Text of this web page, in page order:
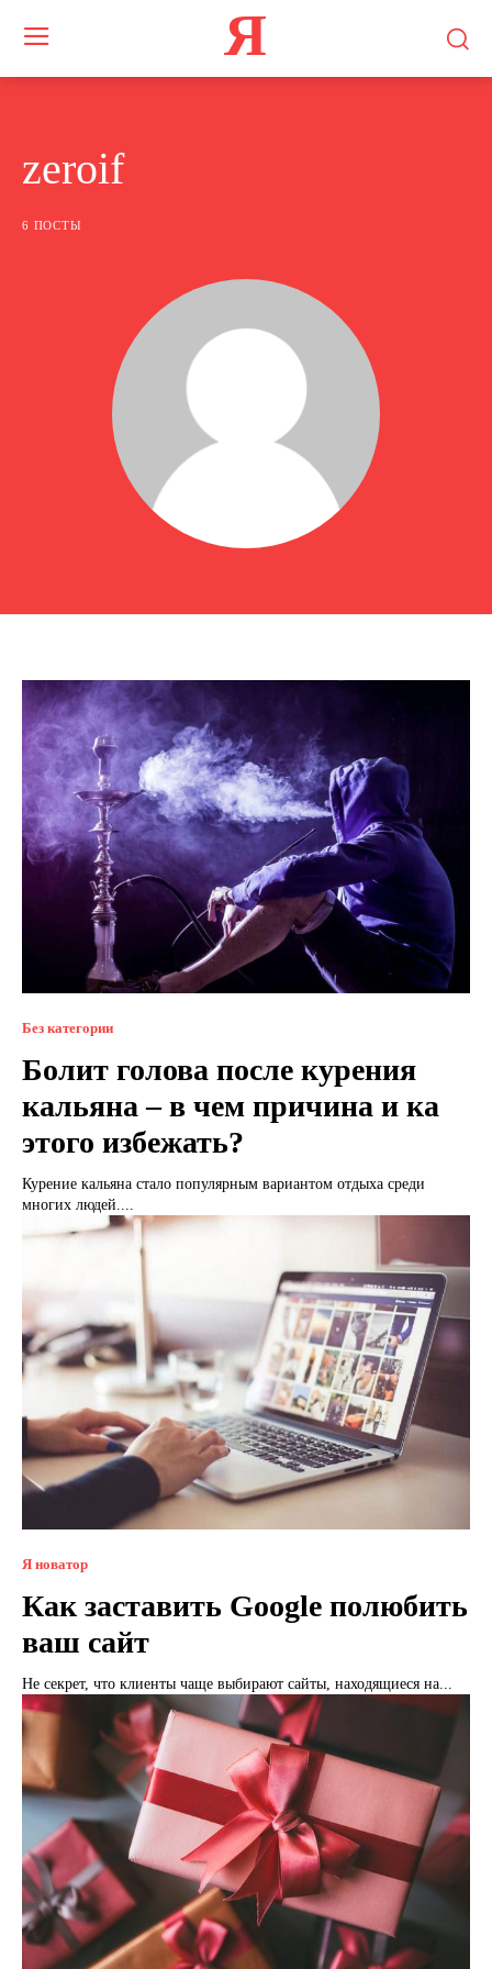
Я
zeroif
6 ПОСТЫ
Без категории
Болит голова после курения
кальяна – в чем причина и ка
этого избежать?
Курение кальяна стало популярным вариантом отдыха среди
многих людей....
Я новатор
Как заставить Google полюбить
ваш сайт
Не секрет, что клиенты чаще выбирают сайты, находящиеся на...